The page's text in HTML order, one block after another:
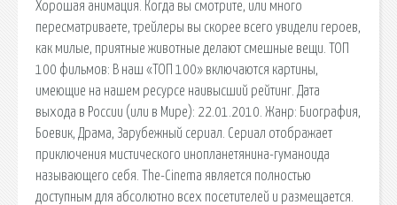
Хорошая анимация. Когда вы смотрите, или много
пересматриваете, трейлеры вы скорее всего увидели героев,
как милые, приятные животные делают смешные вещи. ТОП
100 фильмов: В наш «ТОП 100» включаются картины,
имеющие на нашем ресурсе наивысший рейтинг. Дата
выхода в России (или в Мире): 22.01.2010. Жанр: Биография,
Боевик, Драма, Зарубежный сериал. Сериал отображает
приключения мистического инопланетянина-гуманоида
называющего себя. The-Cinema является полностью
доступным для абсолютно всех посетителей и размещается.